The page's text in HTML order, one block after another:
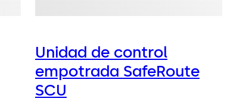
Unidad de control
empotrada SafeRoute
SCU